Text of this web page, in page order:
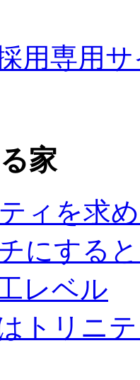
用専用
家
ィを求
にする
レベル
トリニ